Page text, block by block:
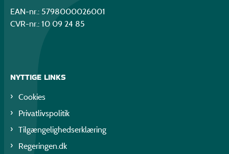
EAN-nr.: 5798000026001
CVR-nr.: 10 09 24 85
NYTTIGE LINKS
Cookies
Privatlivspolitik
Tilgængelighedserklæring
Regeringen.dk